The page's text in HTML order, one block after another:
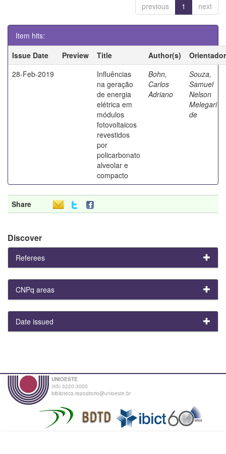
previous 1 next
Item hits:
Issue Date
Preview Title Author(s)
Orientador
28-Feb-2019
Influências
na geração
de energia
elétrica em
módulos
fotovoltaicos
revestidos
por
policarbonato
alveolar e
compacto
Bohn,
Carlos
Adriano
Souza,
Samuel
Nelson
Melegari
de
Share
Discover
Referees
CNPq areas
Date issued
UNIOESTE
(45) 3220-3000
biblioteca.repositorio@unioeste.br